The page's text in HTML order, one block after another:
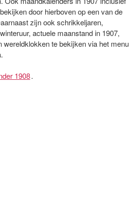
door hierboven op een van de
zijn ook schrikkeljaren,
actuele maanstand in 1907,
wereldklokken te bekijken via het menu
1908.